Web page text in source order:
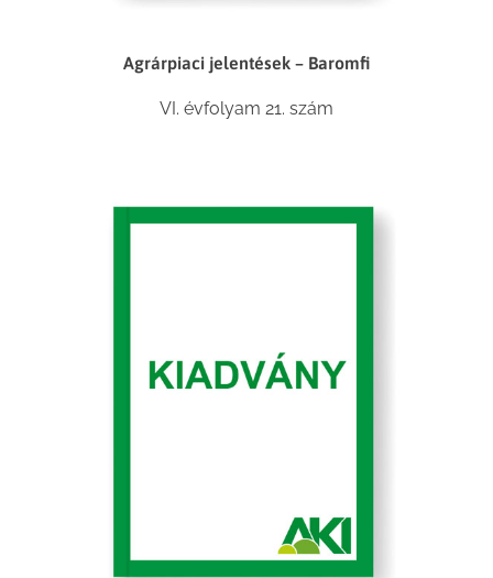
Agrárpiaci jelentések – Baromfi
VI. évfolyam 21. szám